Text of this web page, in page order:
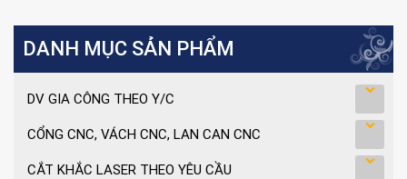
DANH MỤC SẢN PHẨM
DV GIA CÔNG THEO Y/C
CỔNG CNC, VÁCH CNC, LAN CAN CNC
CẮT KHẮC LASER THEO YÊU CẦU